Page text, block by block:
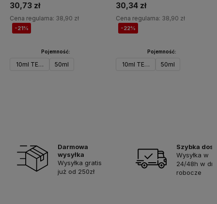
30,73 zł
Cena regularna: 38,90 zł
-21%
Pojemność:
10ml TESTER 50ml
30,34 zł
Cena regularna: 38,90 zł
-22%
Pojemność:
10ml TESTER 50ml
Darmowa
wysyłka
Wysyłka gratis
już od 250zł
Szybka
Wysyłka w
24/48h w dni
robocze